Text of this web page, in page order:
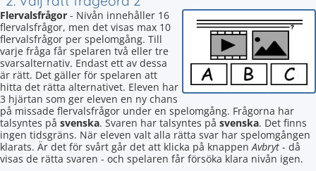
Flervalsfrågor - Nivån innehåller 16
flervalsfrågor, men det visas max 10
flervalsfrågor per spelomgång. Till
varje fråga får spelaren två eller tre
svarsalternativ. Endast ett av dessa
är rätt. Det gäller för spelaren att
hitta det rätta alternativet. Eleven har
3 hjärtan som ger eleven en ny chans
på missade flervalsfrågor under en spelomgång. Frågorna har
talsyntes på svenska. Svaren har talsyntes på svenska. Det finns
ingen tidsgräns. När eleven valt alla rätta svar har spelomgången
klarats. Är det för svårt går det att klicka på knappenAvbryt - då
visas de rätta svaren - och spelaren får försöka klara nivån igen.